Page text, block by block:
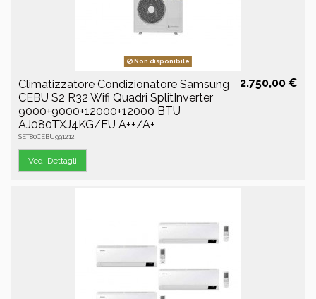
Non disponibile
Climatizzatore Condizionatore Samsung
CEBU S2 R32 Wifi Quadri SplitInverter
9000+9000+12000+12000 BTU
AJ080TXJ4KG/EU A++/A+
SET80CEBU991212
2.750,00 €
Vedi Dettagli